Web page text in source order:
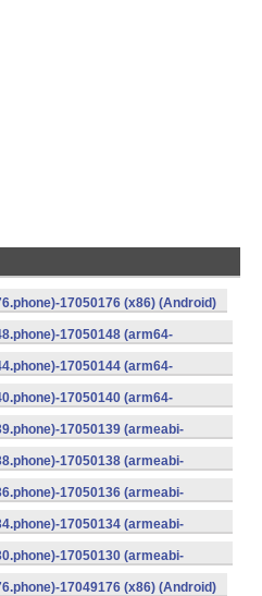
17050176 (x86) (Android)
17050148 (arm64-
17050144 (arm64-
17050140 (arm64-
17050139 (armeabi-
17050138 (armeabi-
17050136 (armeabi-
17050134 (armeabi-
17050130 (armeabi-
17049176 (x86) (Android)